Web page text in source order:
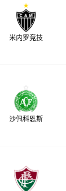
米内罗竞技
沙佩科恩斯